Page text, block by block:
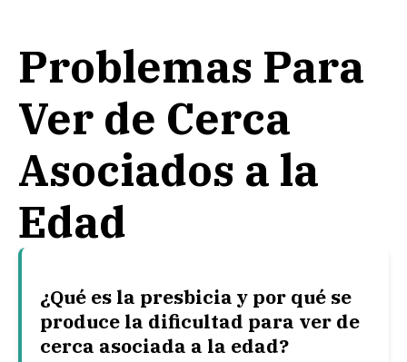
Problemas Para
Ver de Cerca
Asociados a la
Edad
¿Qué es la presbicia y por qué se
produce la dificultad para ver de
cerca asociada a la edad?